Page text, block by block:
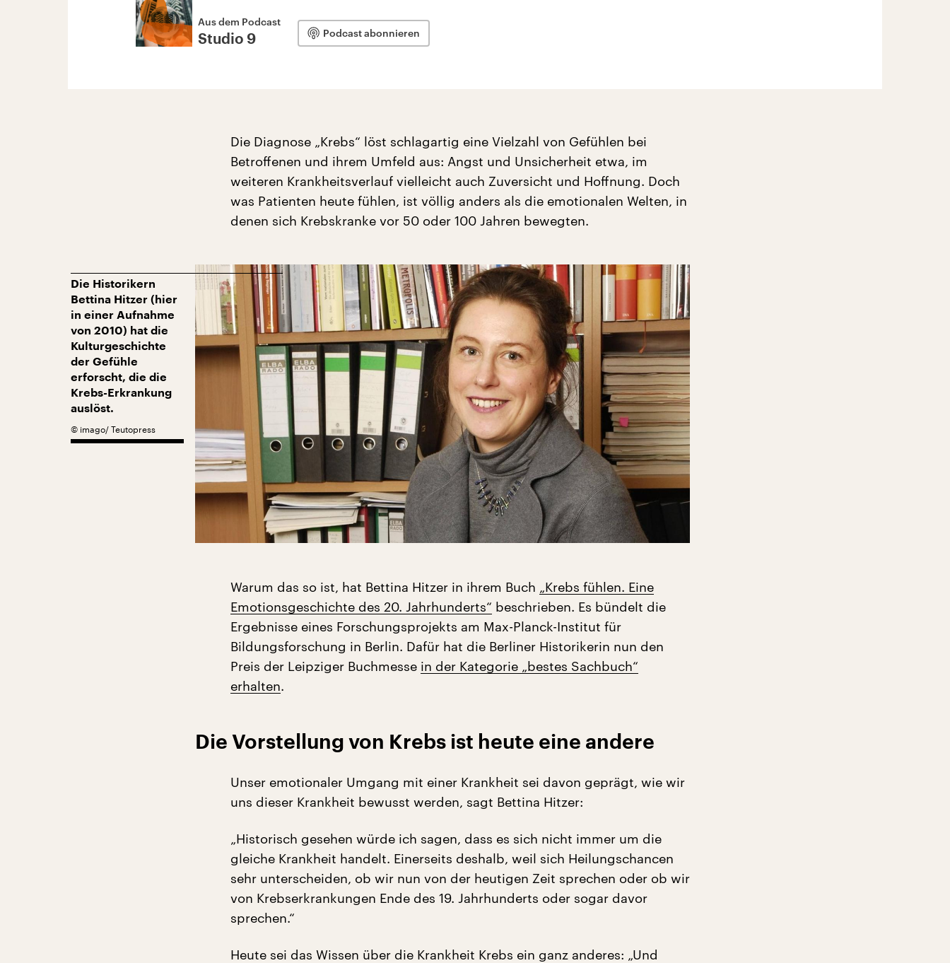
Aus dem Podcast
Studio 9 Podcast abonnieren
Die Diagnose „Krebs“ löst schlagartig eine Vielzahl von Gefühlen bei
Betroffenen und ihrem Umfeld aus: Angst und Unsicherheit etwa, im
weiteren Krankheitsverlauf vielleicht auch Zuversicht und Hoffnung. Doch
was Patienten heute fühlen, ist völlig anders als die emotionalen Welten, in
denen sich Krebskranke vor 50 oder 100 Jahren bewegten.
Die Historikern
Bettina Hitzer (hier
in einer Aufnahme
von 2010) hat die
Kulturgeschichte
der Gefühle
erforscht, die die
Krebs-Erkrankung
auslöst.
© imago/ Teutopress
Warum das so ist, hat Bettina Hitzer in ihrem Buch „Krebs fühlen. Eine
Emotionsgeschichte des 20. Jahrhunderts“ beschrieben. Es bündelt die
Ergebnisse eines Forschungsprojekts am Max-Planck-Institut für
Bildungsforschung in Berlin. Dafür hat die Berliner Historikerin nun den
Preis der Leipziger Buchmesse in der Kategorie „bestes Sachbuch“
erhalten.
Die Vorstellung von Krebs ist heute eine andere
Unser emotionaler Umgang mit einer Krankheit sei davon geprägt, wie wir
uns dieser Krankheit bewusst werden, sagt Bettina Hitzer:
„Historisch gesehen würde ich sagen, dass es sich nicht immer um die
gleiche Krankheit handelt. Einerseits deshalb, weil sich Heilungschancen
sehr unterscheiden, ob wir nun von der heutigen Zeit sprechen oder ob wir
von Krebserkrankungen Ende des 19. Jahrhunderts oder sogar davor
sprechen.“
Heute sei das Wissen über die Krankheit Krebs ein ganz anderes: „Und